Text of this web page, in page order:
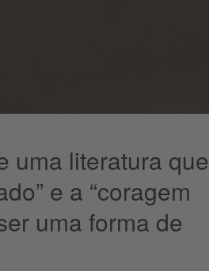
uma literatura que
e a “coragem
uma forma de